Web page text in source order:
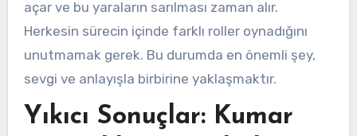
açar ve bu yaraların sarılması zaman alır.
Herkesin sürecin içinde farklı roller oynadığını
unutmamak gerek. Bu durumda en önemli şey,
sevgi ve anlayışla birbirine yaklaşmaktır.
Yıkıcı Sonuçlar: Kumar